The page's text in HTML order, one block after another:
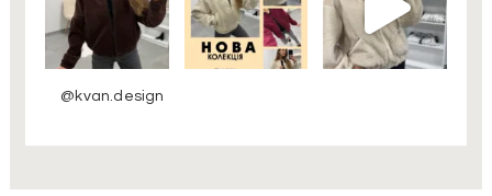
@kvan.design